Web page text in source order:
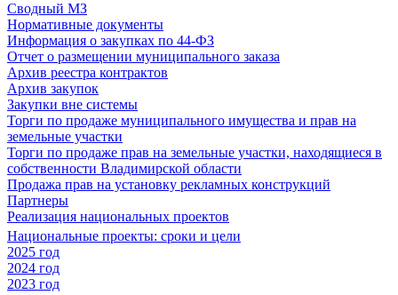
Сводный МЗ
Нормативные документы
Информация о закупках по 44-ФЗ
Отчет о размещении муниципального заказа
Архив реестра контрактов
Архив закупок
Закупки вне системы
Торги по продаже муниципального имущества и прав на
земельные участки
Торги по продаже прав на земельные участки, находящиеся в
собственности Владимирской области
Продажа прав на установку рекламных конструкций
Партнеры
Реализация национальных проектов
Национальные проекты: сроки и цели
2025 год
2024 год
2023 год